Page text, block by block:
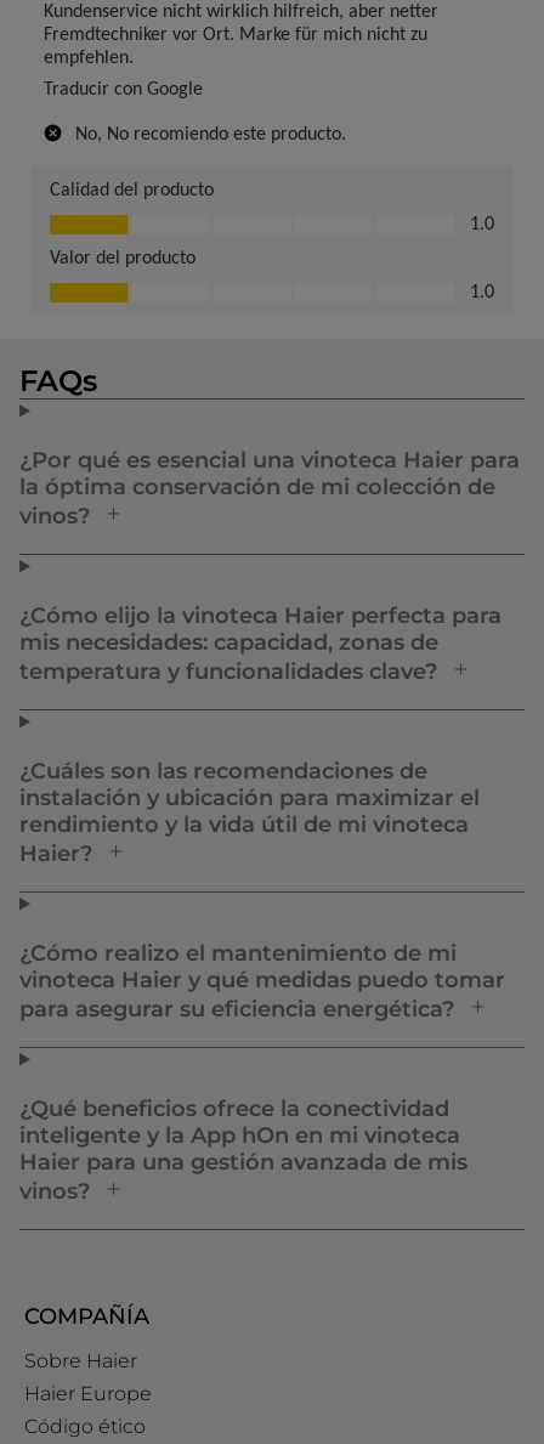
FAQs
¿Por qué es esencial una vinoteca Haier para
la óptima conservación de mi colección de
vinos?
¿Cómo elijo la vinoteca Haier perfecta para
mis necesidades: capacidad, zonas de
temperatura y funcionalidades clave?
¿Cuáles son las recomendaciones de
instalación y ubicación para maximizar el
rendimiento y la vida útil de mi vinoteca
Haier?
¿Cómo realizo el mantenimiento de mi
vinoteca Haier y qué medidas puedo tomar
para asegurar su eficiencia energética?
¿Qué beneficios ofrece la conectividad
inteligente y la App hOn en mi vinoteca
Haier para una gestión avanzada de mis
vinos?
COMPAÑÍA
Sobre Haier
Haier Europe
Código ético